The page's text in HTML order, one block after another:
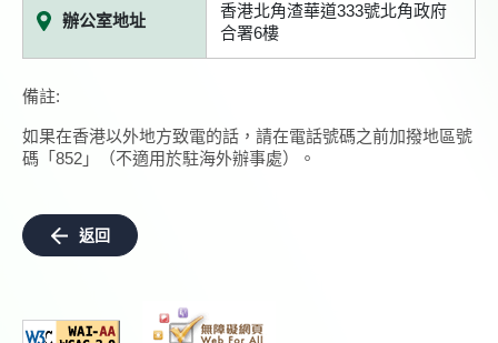
辦公室地址
香港北角渣華道333號北角政府
合署6樓
備註:
如果在香港以外地方致電的話，請在電話號碼之前加撥地區號
碼「852」（不適用於駐海外辦事處）。
返回